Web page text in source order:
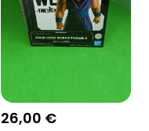
26,00 €